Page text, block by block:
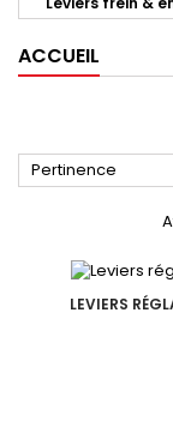
ACCUEIL
Pertinence
LEVIERS